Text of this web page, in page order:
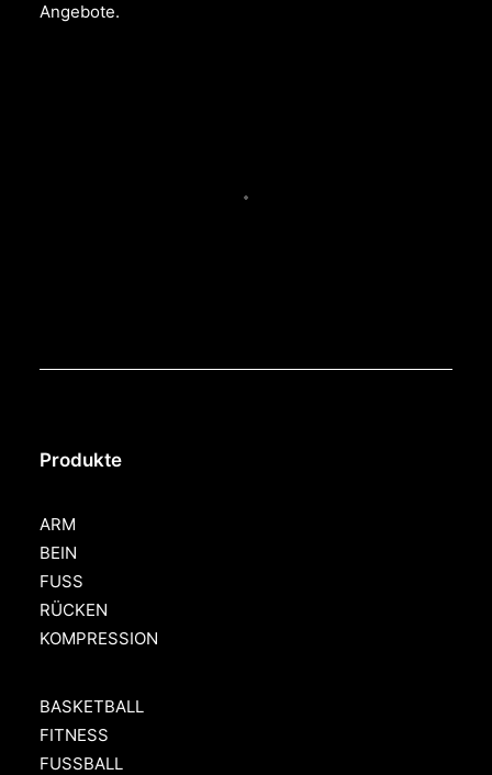
Angebote.
Produkte
ARM
BEIN
FUSS
RÜCKEN
KOMPRESSION
BASKETBALL
FITNESS
FUSSBALL